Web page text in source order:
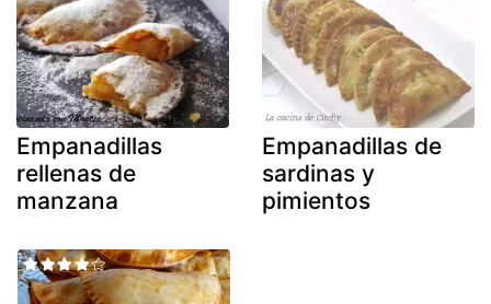
Empanadillas
rellenas de
manzana
Empanadillas de
sardinas y
pimientos